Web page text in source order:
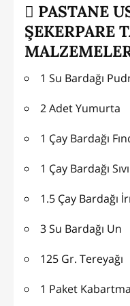
PASTANE
ŞEKERPARE
1 Su
2 Adet Yumurta
1 Çay Bardağı
1 Çay Bardağı
1.5 Çay Bardağı
3 Su Bardağı Un
125 Gr. Tereyağı
1 Paket